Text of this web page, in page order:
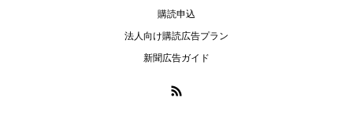
購読申込
法人向け購読広告プラン
新聞広告ガイド